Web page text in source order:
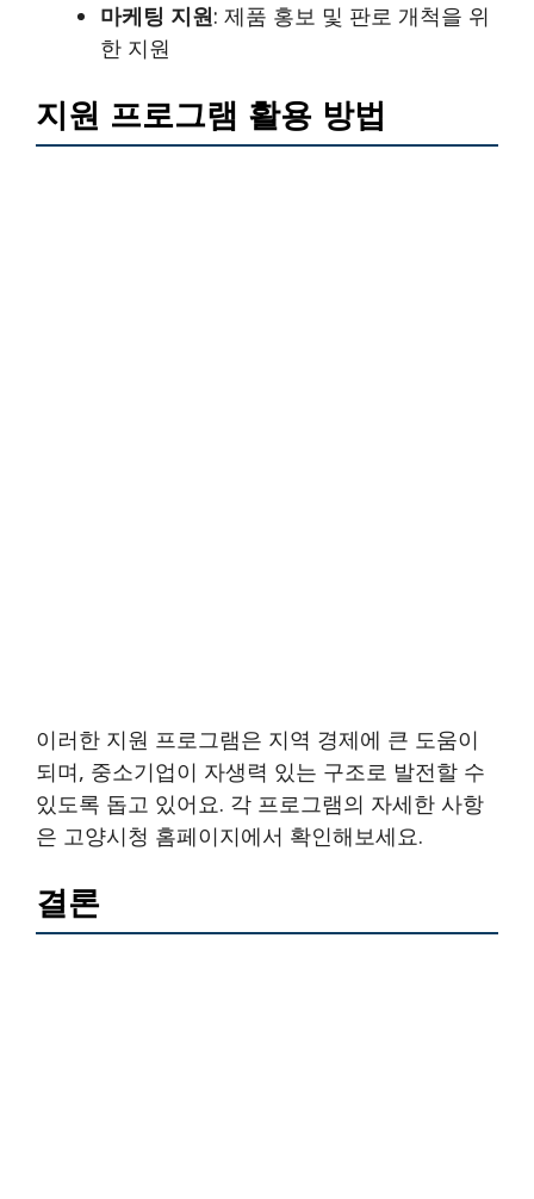
마케팅 지원: 제품 홍보 및 판로 개척을 위
한 지원
지원 프로그램 활용 방법
이러한 지원 프로그램은 지역 경제에 큰 도움이
되며, 중소기업이 자생력 있는 구조로 발전할 수
있도록 돕고 있어요. 각 프로그램의 자세한 사항
은 고양시청 홈페이지에서 확인해보세요.
결론